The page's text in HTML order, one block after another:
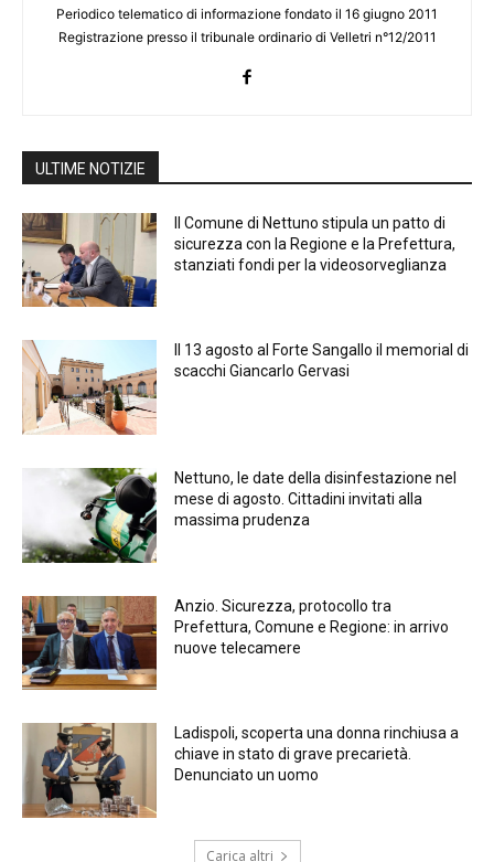
Periodico telematico di informazione fondato il 16 giugno 2011
Registrazione presso il tribunale ordinario di Velletri n°12/2011
ULTIME NOTIZIE
Il Comune di Nettuno stipula un patto di
sicurezza con la Regione e la Prefettura,
stanziati fondi per la videosorveglianza
Il 13 agosto al Forte Sangallo il memorial di
scacchi Giancarlo Gervasi
Nettuno, le date della disinfestazione nel
mese di agosto. Cittadini invitati alla
massima prudenza
Anzio. Sicurezza, protocollo tra
Prefettura, Comune e Regione: in arrivo
nuove telecamere
Ladispoli, scoperta una donna rinchiusa a
chiave in stato di grave precarietà.
Denunciato un uomo
Carica altri